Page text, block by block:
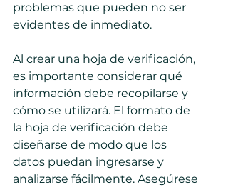
problemas que pueden no ser
evidentes de inmediato.
Al crear una hoja de verificación,
es importante considerar qué
información debe recopilarse y
cómo se utilizará. El formato de
la hoja de verificación debe
diseñarse de modo que los
datos puedan ingresarse y
analizarse fácilmente. Asegúrese